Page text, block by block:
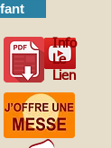
Info
Le
Lien